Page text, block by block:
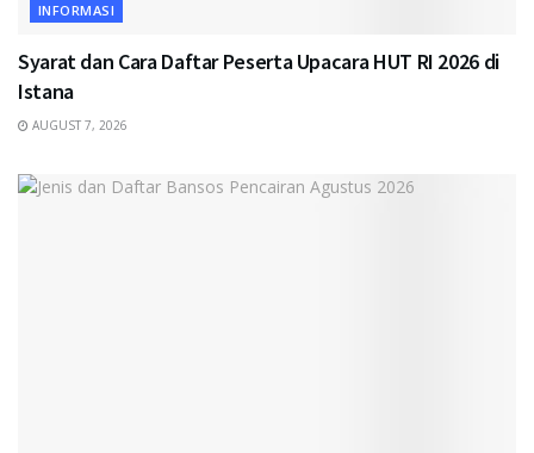
INFORMASI
Syarat dan Cara Daftar Peserta Upacara HUT RI 2026 di
Istana
AUGUST 7, 2026